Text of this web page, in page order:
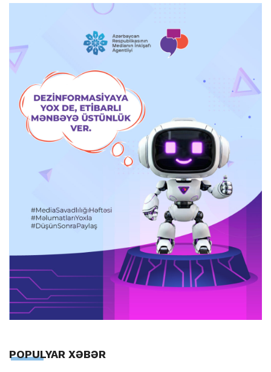
POPULYAR XƏBƏR